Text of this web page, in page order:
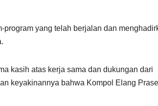
yang telah berjalan dan
kasih atas kerja sama dan dukungan dari
keyakinannya bahwa Kompol Elang